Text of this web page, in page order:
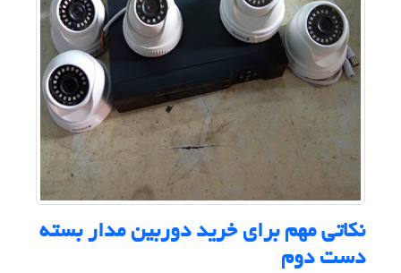
نکاتی مهم برای خرید دوربین مدار بسته
دست دوم